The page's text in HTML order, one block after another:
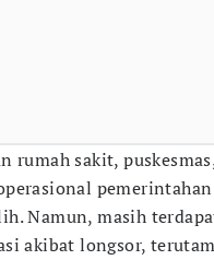
rumah sakit,
pemerintahan
Namun, masih
akibat longsor,